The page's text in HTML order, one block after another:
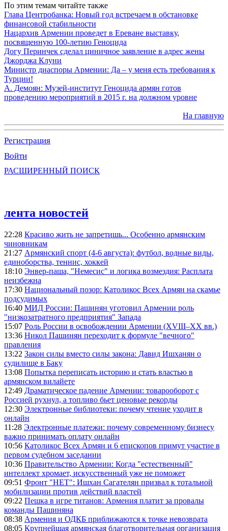
По этим темам читайте также
Глава Центробанка: Новый год встречаем в обстановке
финансовой стабильности
Нацархив Армении проведет в Ереване выставку,
посвященную 100-летию Геноцида
Догу Перинчек сделал циничное заявление в адрес жены
Джорджа Клуни
Министр диаспоры Армении: Да – у меня есть требования к
Турции!
А. Демоян: Музей-институт Геноцида армян готов
проведению мероприятий в 2015 г. на должном уровне
На главную
Регистрация
Войти
РАСШИРЕННЫЙ ПОИСК
лента новостей
22:28 Красиво жить не запретишь... Особенно армянским
чиновникам
21:27 Армянский спорт (4-6 августа): футбол, водные виды,
единоборства, теннис, хоккей
18:10 Энвер-паша, "Немесис" и логика возмездия: Расплата
неизбежна
17:30 Национальный позор: Католикос Всех Армян на скамье
подсудимых
16:40 МИД России: Пашинян уготовил Армении роль
"низкозатратного предприятия" Запада
15:07 Роль России в освобождении Армении (XVIII–XX вв.)
13:36 Никол Пашинян переходит к формуле "вечного"
правления
13:22 Закон силы вместо силы закона: Давид Ишханян о
судилище в Баку
13:08 Попытка переписать историю и стать властью в
армянском вилайете
12:49 Драматическое падение Армении: товарооборот с
Россией рухнул, а топливо бьет ценовые рекорды
12:30 Электронные библиотеки: почему чтение уходит в
онлайн
11:28 Электронные платежи: почему современному бизнесу
важно принимать оплату онлайн
10:56 Католикос Всех Армян и 6 епископов примут участие в
первом судебном заседании
10:36 Правительство Армении: Когда "естественный"
интеллект хромает, искусственный уже не поможет
09:51 Фронт "НЕТ": Ишхан Сагателян призвал к тотальной
мобилизации против действий властей
09:22 Пешка в игре титанов: Армения платит за провалы
команды Пашиняна
08:38 Армения и ОДКБ приближаются к точке невозврата
08:05 Крупнейшая армянская благотворительная организация